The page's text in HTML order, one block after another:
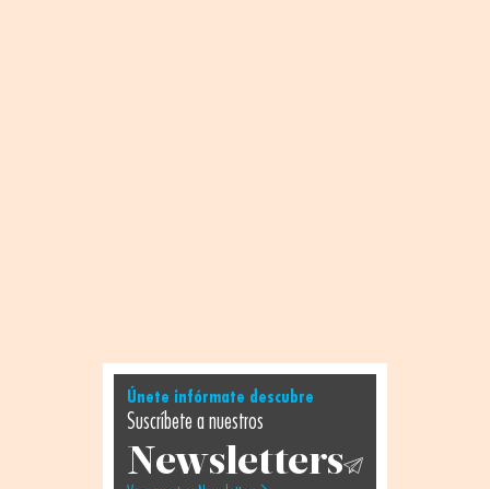
Únete infórmate descubre
Suscríbete a nuestros
Newsletters